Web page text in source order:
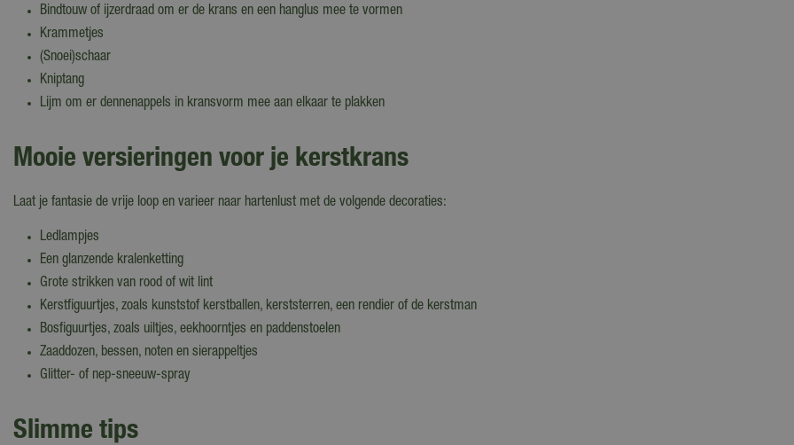
Bindtouw of ijzerdraad om er de krans en een hanglus mee te vormen
Krammetjes
(Snoei)schaar
Kniptang
Lijm om er dennenappels in kransvorm mee aan elkaar te plakken
Mooie versieringen voor je kerstkrans
Laat je fantasie de vrije loop en varieer naar hartenlust met de volgende decoraties:
Ledlampjes
Een glanzende kralenketting
Grote strikken van rood of wit lint
Kerstfiguurtjes, zoals kunststof kerstballen, kerststerren, een rendier of de kerstman
Bosfiguurtjes, zoals uiltjes, eekhoorntjes en paddenstoelen
Zaaddozen, bessen, noten en sierappeltjes
Glitter- of nep-sneeuw-spray
Slimme tips